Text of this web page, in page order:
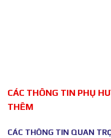
CÁC THÔNG TIN PHỤ
THÊM
CÁC THÔNG TIN QUAN